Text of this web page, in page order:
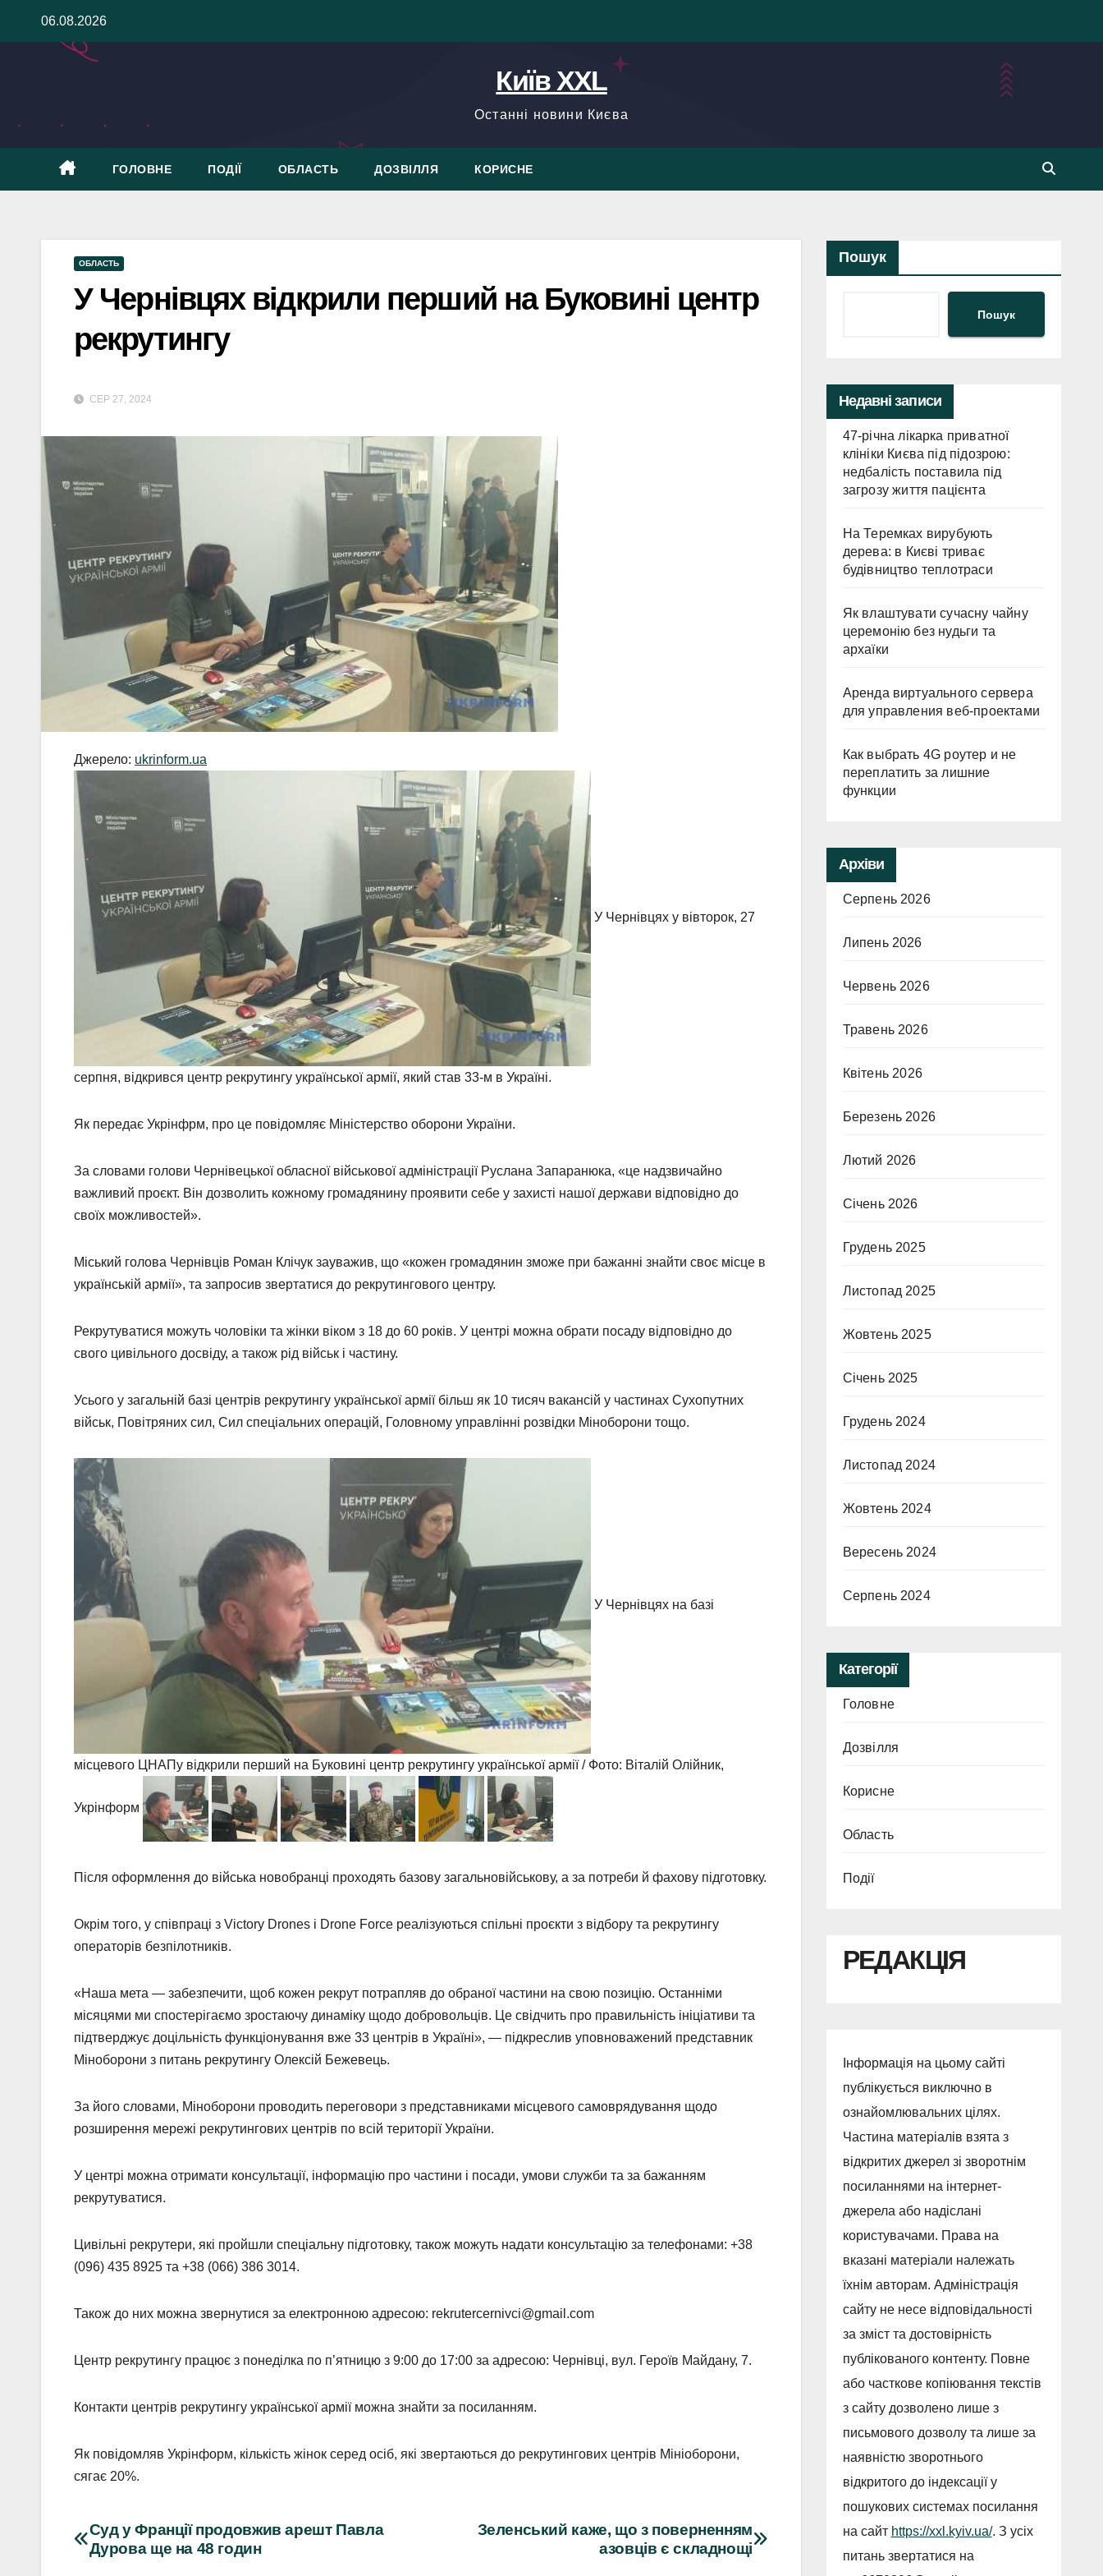
06.08.2026
Київ XXL
Останні новини Києва
ГОЛОВНЕ ПОДІЇ ОБЛАСТЬ ДОЗВІЛЛЯ КОРИСНЕ
ОБЛАСТЬ
У Чернівцях відкрили перший на Буковині центр
рекрутингу
СЕР 27, 2024
Джерело: ukrinform.ua
У Чернівцях у вівторок, 27
серпня, відкрився центр рекрутингу української армії, який став 33-м в Україні.
Як передає Укрінфрм, про це повідомляє Міністерство оборони України.
За словами голови Чернівецької обласної військової адміністрації Руслана Запаранюка, «це надзвичайно
важливий проєкт. Він дозволить кожному громадянину проявити себе у захисті нашої держави відповідно до
своїх можливостей».
Міський голова Чернівців Роман Клічук зауважив, що «кожен громадянин зможе при бажанні знайти своє місце в
українській армії», та запросив звертатися до рекрутингового центру.
Рекрутуватися можуть чоловіки та жінки віком з 18 до 60 років. У центрі можна обрати посаду відповідно до
свого цивільного досвіду, а також рід військ і частину.
Усього у загальній базі центрів рекрутингу української армії більш як 10 тисяч вакансій у частинах Сухопутних
військ, Повітряних сил, Сил спеціальних операцій, Головному управлінні розвідки Міноборони тощо.
У Чернівцях на базі
місцевого ЦНАПу відкрили перший на Буковині центр рекрутингу української армії / Фото: Віталій Олійник,
Укрінформ
Після оформлення до війська новобранці проходять базову загальновійськову, а за потреби й фахову підготовку.
Окрім того, у співпраці з Victory Drones і Drone Force реалізуються спільні проєкти з відбору та рекрутингу
операторів безпілотників.
«Наша мета — забезпечити, щоб кожен рекрут потрапляв до обраної частини на свою позицію. Останніми
місяцями ми спостерігаємо зростаючу динаміку щодо добровольців. Це свідчить про правильність ініціативи та
підтверджує доцільність функціонування вже 33 центрів в Україні», — підкреслив уповноважений представник
Міноборони з питань рекрутингу Олексій Бежевець.
За його словами, Міноборони проводить переговори з представниками місцевого самоврядування щодо
розширення мережі рекрутингових центрів по всій території України.
У центрі можна отримати консультації, інформацію про частини і посади, умови служби та за бажанням
рекрутуватися.
Цивільні рекрутери, які пройшли спеціальну підготовку, також можуть надати консультацію за телефонами: +38
(096) 435 8925 та +38 (066) 386 3014.
Також до них можна звернутися за електронною адресою: rekrutercernivci@gmail.com
Центр рекрутингу працює з понеділка по п’ятницю з 9:00 до 17:00 за адресою: Чернівці, вул. Героїв Майдану, 7.
Контакти центрів рекрутингу української армії можна знайти за посиланням.
Як повідомляв Укрінформ, кількість жінок серед осіб, які звертаються до рекрутингових центрів Мініоборони,
сягає 20%.
Навігація
Зеленський каже, що з поверненням
азовців є складнощі
Суд у Франції продовжив арешт Павла
Дурова ще на 48 годин
Пошук
Пошук
Недавні записи
47-річна лікарка приватної
клініки Києва під підозрою:
недбалість поставила під
загрозу життя пацієнта
На Теремках вирубують
дерева: в Києві триває
будівництво теплотраси
Як влаштувати сучасну чайну
церемонію без нудьги та
архаїки
Аренда виртуального сервера
для управления веб-проектами
Как выбрать 4G роутер и не
переплатить за лишние
функции
Архіви
Серпень 2026
Липень 2026
Червень 2026
Травень 2026
Квітень 2026
Березень 2026
Лютий 2026
Січень 2026
Грудень 2025
Листопад 2025
Жовтень 2025
Січень 2025
Грудень 2024
Листопад 2024
Жовтень 2024
Вересень 2024
Серпень 2024
Категорії
Головне
Дозвілля
Корисне
Область
Події
РЕДАКЦІЯ
Інформація на цьому сайті
публікується виключно в
ознайомлювальних цілях.
Частина матеріалів взята з
відкритих джерел зі зворотнім
посиланнями на інтернет-
джерела або надіслані
користувачами. Права на
вказані матеріали належать
їхнім авторам. Адміністрація
сайту не несе відповідальності
за зміст та достовірність
публікованого контенту. Повне
або часткове копіювання текстів
з сайту дозволено лише з
письмового дозволу та лише за
наявністю зворотнього
відкритого до індексації у
пошукових системах посилання
на сайт https://xxl.kyiv.ua/. З усіх
питань звертатися на